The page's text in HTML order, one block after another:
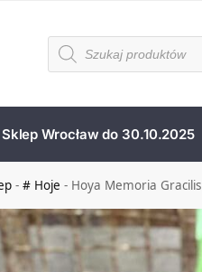
Sklep Wrocław do 30.10.2025
-# Hoje - Hoya Memoria Gracilis